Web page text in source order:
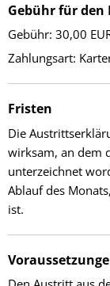
Gebühr für
Gebühr: 30,00
Zahlungsart:
Fristen
Die
wirksam, an dem
unterzeichnet
Ablauf des
ist.